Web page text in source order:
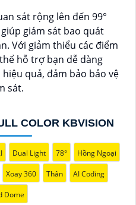
tiêu cự của ống kính
từ xa, giúp quan sát các
và rõ ràng. Hình ảnh
tiết, giúp bạn dễ dàng
trong hình ảnh.
sát rộng lên đến 99°
giám sát bao quát
Với giảm thiểu các điểm
hỗ trợ bạn dễ dàng
quả, đảm bảo bảo vệ
sát.
COLOR KBVISION
Dual Light 78° Hồng Ngoại
Xoay 360 Thân AI Coding
Dome